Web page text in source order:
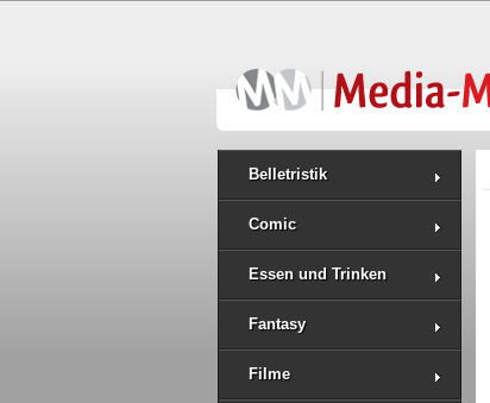
Belletristik
Comic
Essen und Trinken
Fantasy
Filme